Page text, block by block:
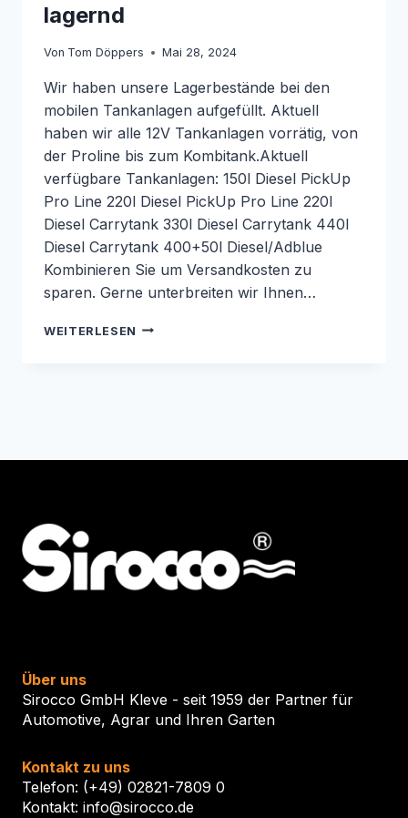
lagernd
Von Tom Döppers Mai 28, 2024
Wir haben unsere Lagerbestände bei den
mobilen Tankanlagen aufgefüllt. Aktuell
haben wir alle 12V Tankanlagen vorrätig, von
der Proline bis zum Kombitank.Aktuell
verfügbare Tankanlagen: 150l Diesel PickUp
Pro Line 220l Diesel PickUp Pro Line 220l
Diesel Carrytank 330l Diesel Carrytank 440l
Diesel Carrytank 400+50l Diesel/Adblue
Kombinieren Sie um Versandkosten zu
sparen. Gerne unterbreiten wir Ihnen…
WEITERLESEN MOBILE
Über uns
Sirocco GmbH Kleve - seit 1959 der Partner für
Automotive, Agrar und Ihren Garten
Kontakt zu uns
Telefon: (+49) 02821-7809 0
Kontakt: info@sirocco.de